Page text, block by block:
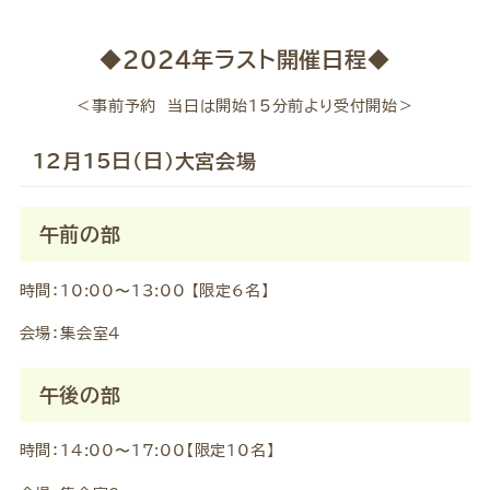
◆2024年ラスト開催日程◆
＜事前予約 当日は開始15分前より受付開始＞
12月15日(日)大宮会場
午前の部
時間：10:00〜13:00 【限定6名】
会場：集会室4
午後の部
時間：14:00〜17:00【限定10名】